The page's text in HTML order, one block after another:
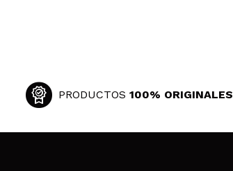
PRODUCTOS 100% ORIGINALES